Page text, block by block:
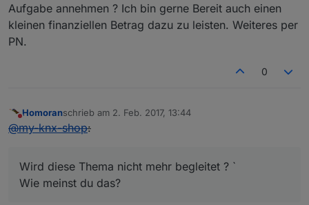
Aufgabe annehmen ? Ich bin gerne Bereit auch einen
kleinen finanziellen Betrag dazu zu leisten. Weiteres per
PN.
0
Nicht stören
Homoranschrieb am 2. Feb. 2017, 13:44
zuletzt editiert von
@my-knx-shop:
Wird diese Thema nicht mehr begleitet ? `
Wie meinst du das?